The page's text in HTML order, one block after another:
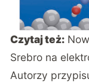
Czytaj też:
Srebro na
Autorzy